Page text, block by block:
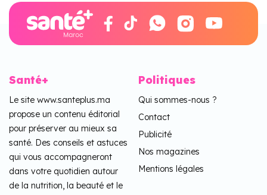
Santé+
Le site www.santeplus.ma
propose un contenu éditorial
pour préserver au mieux sa
santé. Des conseils et astuces
qui vous accompagneront
dans votre quotidien autour
de la nutrition, la beauté et le
Politiques
Qui sommes-nous ?
Contact
Publicité
Nos magazines
Mentions légales